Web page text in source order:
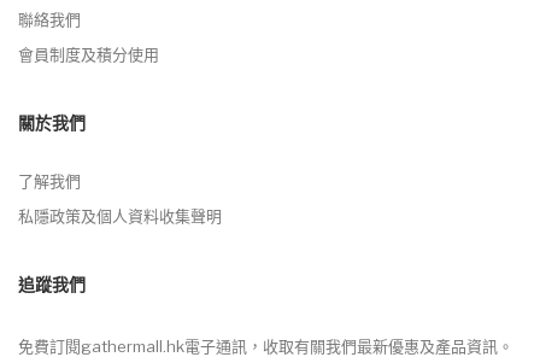
聯絡我們
會員制度及積分使用
關於我們
了解我們
私隱政策及個人資料收集聲明
追蹤我們
免費訂閱gathermall.hk電子通訊，收取有關我們最新優惠及產品資訊。